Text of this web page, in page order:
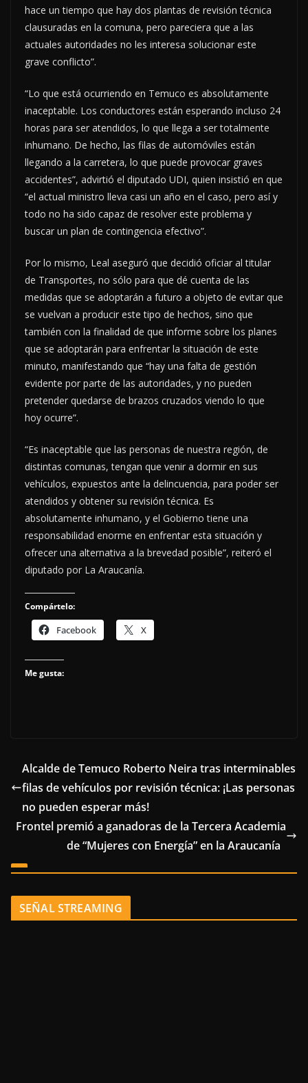
hace un tiempo que hay dos plantas de revisión técnica
clausuradas en la comuna, pero pareciera que a las
actuales autoridades no les interesa solucionar este
grave conflicto”.
“Lo que está ocurriendo en Temuco es absolutamente
inaceptable. Los conductores están esperando incluso 24
horas para ser atendidos, lo que llega a ser totalmente
inhumano. De hecho, las filas de automóviles están
llegando a la carretera, lo que puede provocar graves
accidentes”, advirtió el diputado UDI, quien insistió en que
“el actual ministro lleva casi un año en el caso, pero así y
todo no ha sido capaz de resolver este problema y
buscar un plan de contingencia efectivo”.
Por lo mismo, Leal aseguró que decidió oficiar al titular
de Transportes, no sólo para que dé cuenta de las
medidas que se adoptarán a futuro a objeto de evitar que
se vuelvan a producir este tipo de hechos, sino que
también con la finalidad de que informe sobre los planes
que se adoptarán para enfrentar la situación de este
minuto, manifestando que “hay una falta de gestión
evidente por parte de las autoridades, y no pueden
pretender quedarse de brazos cruzados viendo lo que
hoy ocurre”.
“Es inaceptable que las personas de nuestra región, de
distintas comunas, tengan que venir a dormir en sus
vehículos, expuestos ante la delincuencia, para poder ser
atendidos y obtener su revisión técnica. Es
absolutamente inhumano, y el Gobierno tiene una
responsabilidad enorme en enfrentar esta situación y
ofrecer una alternativa a la brevedad posible”, reiteró el
diputado por La Araucanía.
Compártelo:
Facebook X
Me gusta:
Alcalde de Temuco Roberto Neira tras interminables
filas de vehículos por revisión técnica: ¡Las personas
no pueden esperar más!
Frontel premió a ganadoras de la Tercera Academia
de “Mujeres con Energía” en la Araucanía
SEÑAL STREAMING